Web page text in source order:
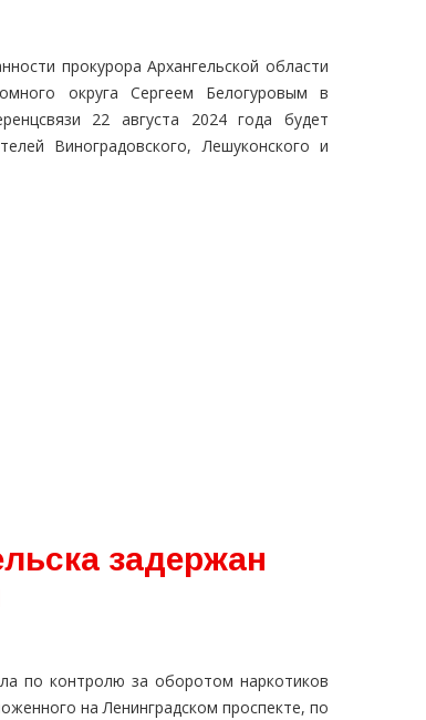
прокурора Архангельской области
округа Сергеем Белогуровым в
22 августа 2024 года будет
Виноградовского, Лешуконского и
задержан
по контролю за оборотом наркотиков
на Ленинградском проспекте, по